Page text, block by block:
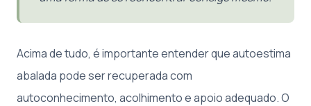
Acima de tudo, é importante entender que autoestima
abalada pode ser recuperada com
autoconhecimento, acolhimento e apoio adequado. O